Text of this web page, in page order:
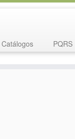
Catálogos PQRS